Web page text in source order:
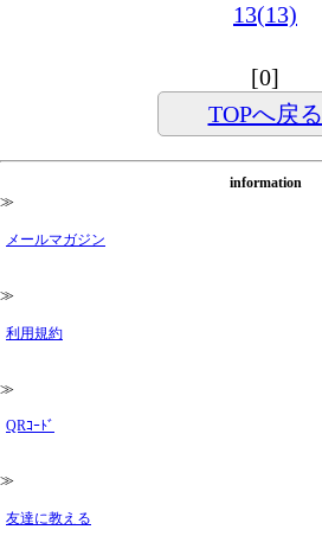
13(13)
[0]
TOPへ戻る
information
≫
メールマガジン
≫
利用規約
≫
QRｺｰﾄﾞ
≫
友達に教える